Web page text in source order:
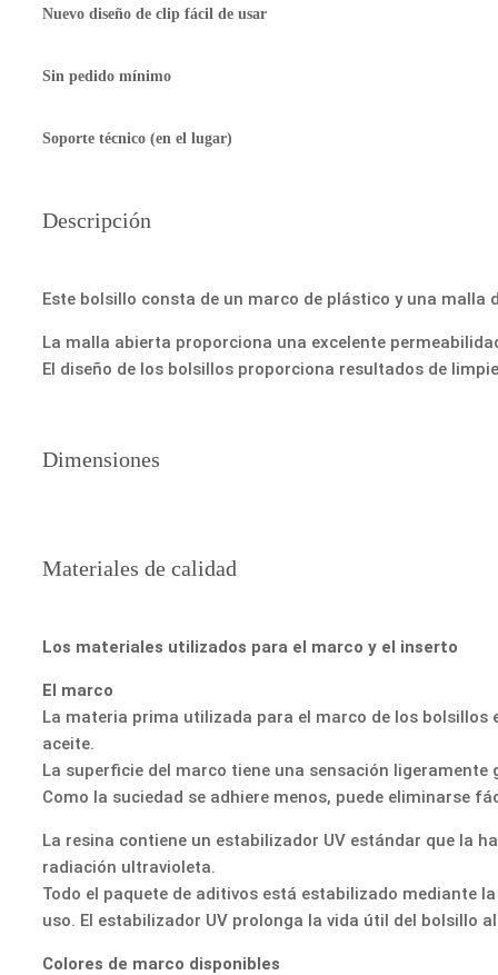
Nuevo diseño de clip fácil de usar
Sin pedido mínimo
Soporte técnico (en el lugar)
Descripción
Este bolsillo consta de un marco de plástico y una malla
La malla abierta proporciona una excelente
El diseño de los bolsillos proporciona resultados de
Dimensiones
Materiales de calidad
Los materiales utilizados para el marco y el inserto
El marco
La materia prima utilizada para el marco de los
aceite.
La superficie del marco tiene una sensación
Como la suciedad se adhiere menos, puede eliminarse
La resina contiene un estabilizador UV estándar que la
radiación ultravioleta.
Todo el paquete de aditivos está estabilizado mediante
uso. El estabilizador UV prolonga la vida útil del bolsillo
Colores de marco disponibles